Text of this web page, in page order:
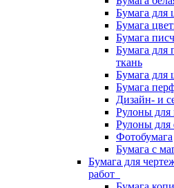
Бумага для
Бумага
Бумага
Бумага для
ткань
Бумага для
Бумага
Дизайн- и
Рулоны для
Рулоны для
Фотобумага
Бумага с
Бумага для
работ